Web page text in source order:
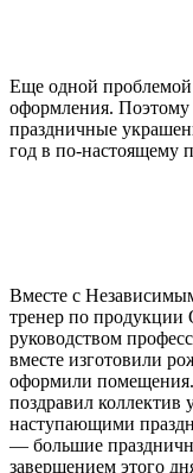
Еще одной проблемой
оформления. Поэтому
праздничные
год в по-настоящему
Вместе с
тренер по
руководством
вместе изготовили
оформили
поздравил коллектив
наступающими
— большие
завершением этого